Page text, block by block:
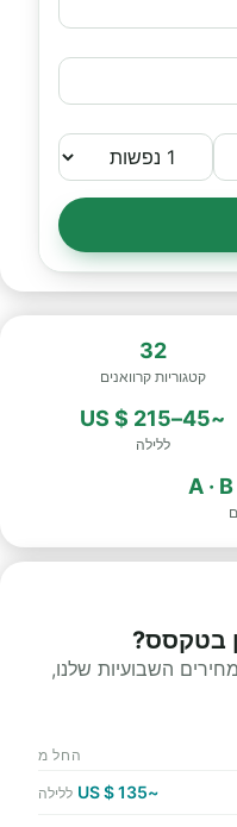
32
קטגוריות קרוואנים
~45–215 $ US
ללילה
A ·
בטקסס?
השבועיות שלנו,
החל מ
~135 $ US ללילה